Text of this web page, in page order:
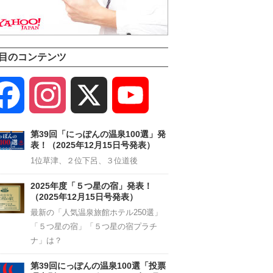
のコンテンツ
Facebook Instagram
Channel
第39回「にっぽんの温泉100選」発
表！（2025年12月15日号発表）
1位草津、２位下呂、３位道後
2025年度「５つ星の宿」発表！
（2025年12月15日号発表）
最新の「人気温泉旅館ホテル250選」
「５つ星の宿」「５つ星の宿プラチ
ナ」は？
第39回にっぽんの温泉100選「投票